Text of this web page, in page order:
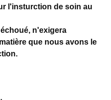
l'insturction de soin au
n'exigera
que nous avons le